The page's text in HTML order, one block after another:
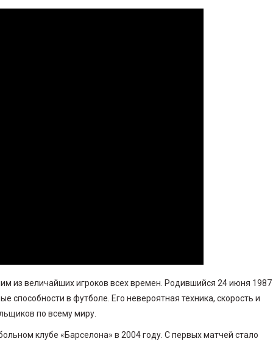
из величайших игроков всех времен. Родившийся 24 июня 1987
способности в футболе. Его невероятная техника, скорость и
по всему миру.
клубе «Барселона» в 2004 году. С первых матчей стало